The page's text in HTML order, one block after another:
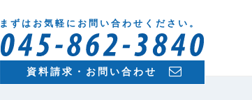
まずはお気軽にお問い合わせください。
資料請求・お問い合わせ